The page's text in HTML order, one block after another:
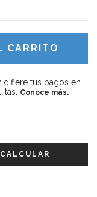
CALCULAR